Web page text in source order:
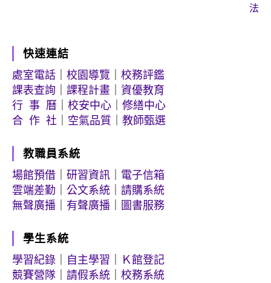
法
快速連結
處室電話
校園導覽
校務評鑑
課表查詢
課程計畫
資優教育
行 事 曆
校安中心
修繕中心
合 作 社
空氣品質 教師甄選
教職員系統
場館預借
研習資訊
電子信箱
雲端差勤
公文系統
請購系統
無聲廣播
有聲廣播 圖書服務
學生系統
學習紀錄
自主學習
Ｋ館登記
競賽營隊
請假系統 校務系統